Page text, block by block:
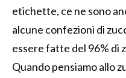
etichette, ce ne sono
alcune confezioni di
essere fatte del 96% di
Quando pensiamo allo